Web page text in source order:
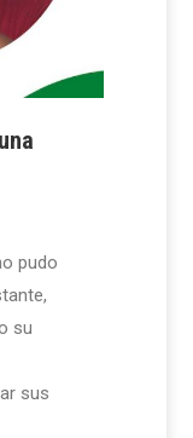
pudo
su
sus